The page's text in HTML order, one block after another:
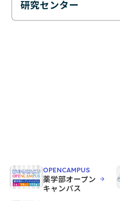
研究センター
OPENCAMPUS
薬学部オープン
キャンパス
お問い合わせ